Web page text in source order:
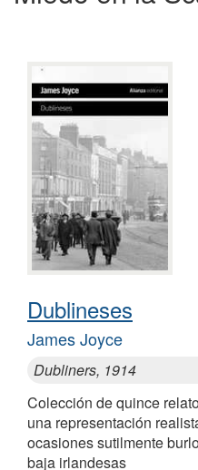
Dublineses
James Joyce
Dubliners, 1914
Colección de quince
una representación
ocasiones sutilmente
baja irlandesas